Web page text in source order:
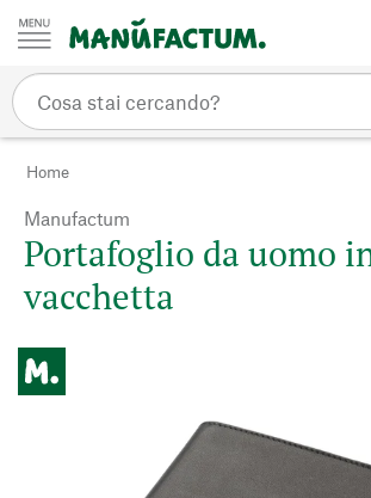
Vai al contenuto
Home
Manufactum
Portafoglio da uomo
vacchetta